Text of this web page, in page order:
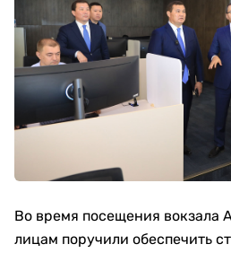
Во время посещения вокзала
лицам поручили обеспечить